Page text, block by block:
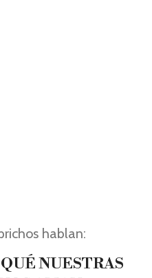
hablan:
NUESTRAS